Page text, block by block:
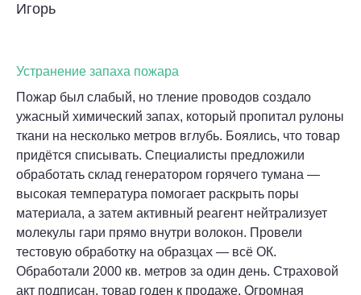
Игорь
Устранение запаха пожара
Пожар был слабый, но тление проводов создало
ужасный химический запах, который пропитал рулоны
ткани на несколько метров вглубь. Боялись, что товар
придётся списывать. Специалисты предложили
обработать склад генератором горячего тумана —
высокая температура помогает раскрыть поры
материала, а затем активный реагент нейтрализует
молекулы гари прямо внутри волокон. Провели
тестовую обработку на образцах — всё ОК.
Обработали 2000 кв. метров за один день. Страховой
акт подписан, товар годен к продаже. Огромная